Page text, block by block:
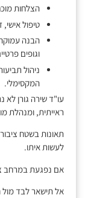
הצלחות
טיפול
הבנה
וגופים
ניהול
המקסימלי.
עו"ד שירה גורן לא
ראייתית, ומנהלת
תאונות בשטח
לעשות איתו.
אם נפגעת במרחב
אל תישאר לבד מול